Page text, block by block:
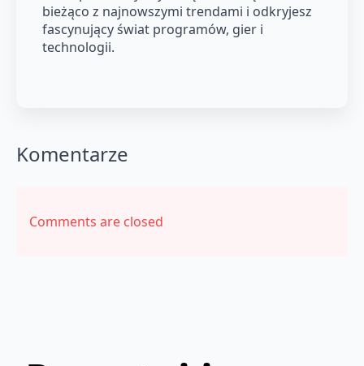
bieżąco z najnowszymi trendami i odkryjesz
fascynujący świat programów, gier i
technologii.
Komentarze
Comments are closed